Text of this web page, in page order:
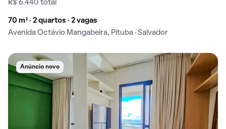
R$ 6.440 total
70 m² · 2 quartos · 2 vagas
Avenida Octávio Mangabeira, Pituba · Salvador
Anúncio novo